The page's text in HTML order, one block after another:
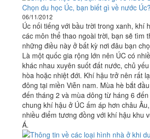
Chọn du học Úc, bạn biết gì về nước Úc?
06/11/2012
Úc nối tiếng với bầu trời trong xanh, khí
các môn thể thao ngoài trời, bạn sẽ tìm
những điều này ở bất kỳ nơi đâu bạn
Là một quốc gia rộng lớn nên ÚC có
khác nhau xuyên suốt đất nước, chủ
hòa hoặc nhiệt đới. Khí hậu trở nên rất
đông tại miền Viễn nam. Mùa hè bắt
đến tháng 2 và mùa dông từ háng 6
chung khí hậu ở ÚC ấm áp hơn châu
nhiều điểm tương đồng với khí hậu khu
Á.